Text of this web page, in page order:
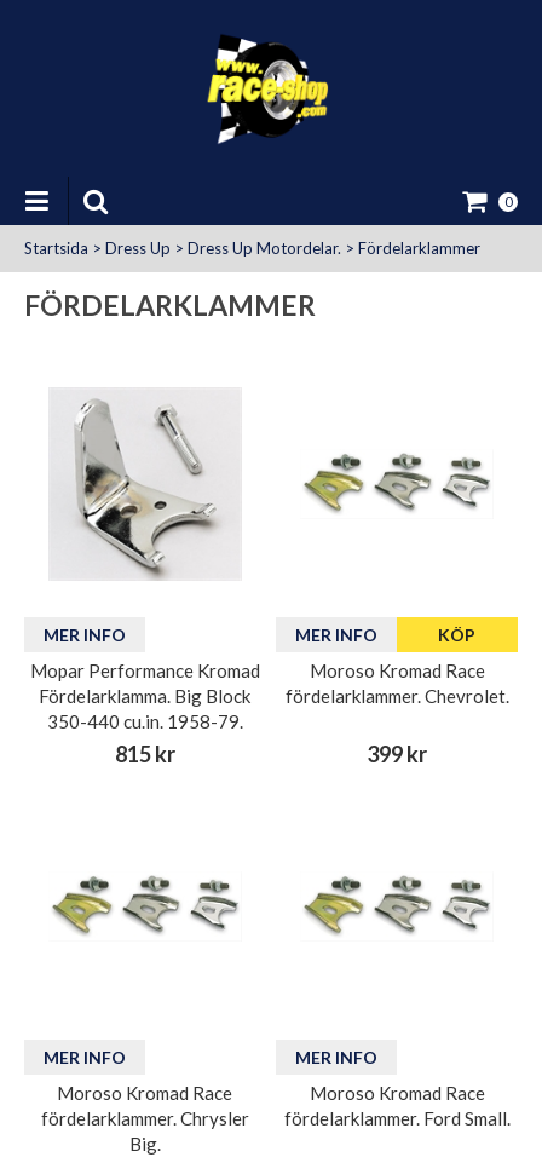
0
Startsida > Dress Up > Dress Up Motordelar. > Fördelarklammer
FÖRDELARKLAMMER
MER INFO
Mopar Performance Kromad
Fördelarklamma. Big Block
350-440 cu.in. 1958-79.
815 kr
MER INFO KÖP
Moroso Kromad Race
fördelarklammer. Chevrolet.
399 kr
MER INFO
Moroso Kromad Race
fördelarklammer. Chrysler
Big.
MER INFO
Moroso Kromad Race
fördelarklammer. Ford Small.